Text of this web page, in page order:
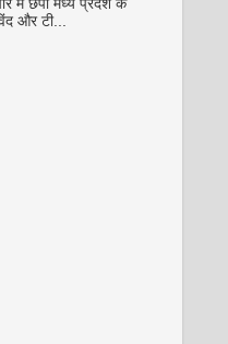
में छपा मध्य प्रदेश के
और टी...